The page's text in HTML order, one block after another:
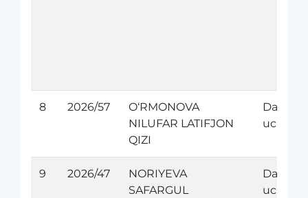
8 2026/57
O‘RMONOVA
NILUFAR LATIFJON
QIZI
uchun
9 2026/47
NORIYEVA
SAFARGUL
uchun